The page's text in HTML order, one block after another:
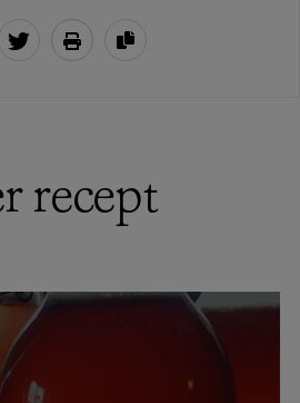
recept